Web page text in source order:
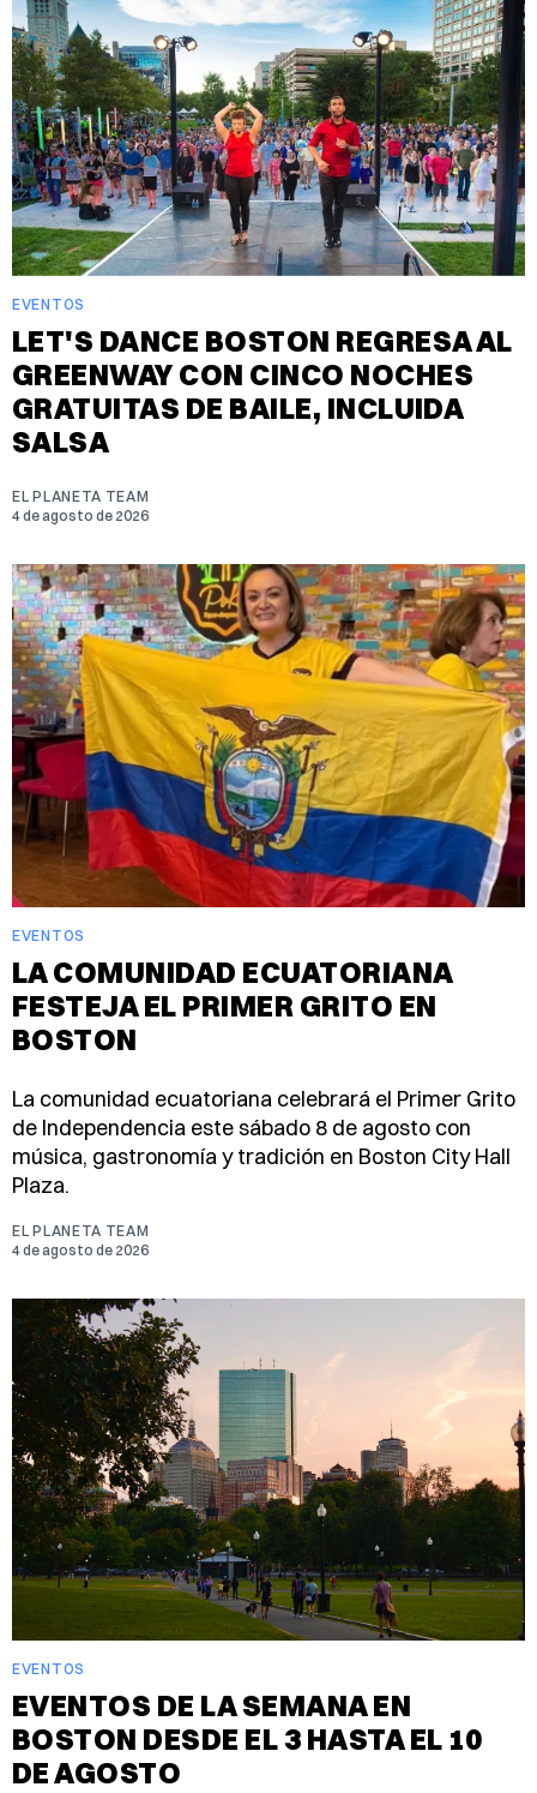
EVENTOS
LET'S DANCE BOSTON REGRESA AL
GREENWAY CON CINCO NOCHES
GRATUITAS DE BAILE, INCLUIDA
SALSA
EL PLANETA TEAM
4 de agosto de 2026
EVENTOS
LA COMUNIDAD ECUATORIANA
FESTEJA EL PRIMER GRITO EN
BOSTON
La comunidad ecuatoriana celebrará el Primer Grito
de Independencia este sábado 8 de agosto con
música, gastronomía y tradición en Boston City Hall
Plaza.
EL PLANETA TEAM
4 de agosto de 2026
EVENTOS
EVENTOS DE LA SEMANA EN
BOSTON DESDE EL 3 HASTA EL 10
DE AGOSTO